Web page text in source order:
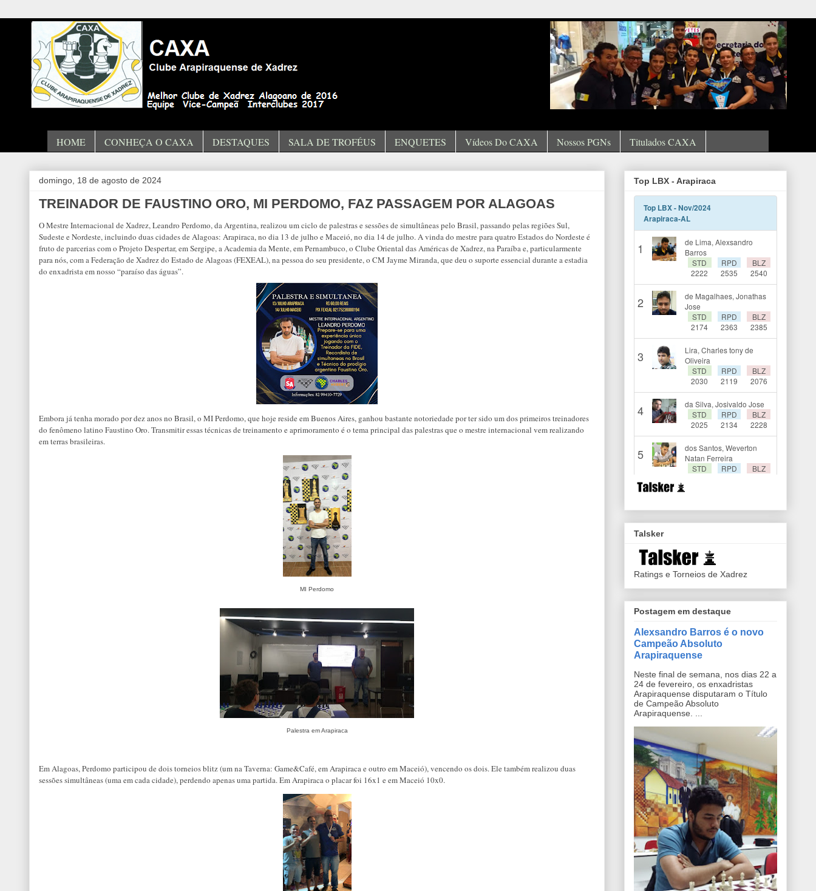
HOME CONHEÇA O CAXA DESTAQUES SALA DE TROFÉUS ENQUETES Vídeos Do CAXA Nossos PGNs Titulados CAXA
domingo, 18 de agosto de 2024
TREINADOR DE FAUSTINO ORO, MI PERDOMO, FAZ PASSAGEM POR ALAGOAS
O Mestre Internacional de Xadrez, Leandro Perdomo, da Argentina, realizou um ciclo de palestras e sessões de simultâneas pelo Brasil, passando pelas regiões Sul,
Sudeste e Nordeste, incluindo duas cidades de Alagoas: Arapiraca, no dia 13 de julho e Maceió, no dia 14 de julho. A vinda do mestre para quatro Estados do Nordeste é
fruto de parcerias com o Projeto Despertar, em Sergipe, a Academia da Mente, em Pernambuco, o Clube Oriental das Américas de Xadrez, na Paraíba e, particularmente
para nós, com a Federação de Xadrez do Estado de Alagoas (FEXEAL), na pessoa do seu presidente, o CM Jayme Miranda, que deu o suporte essencial durante a estadia
do enxadrista em nosso “paraíso das águas”.
Embora já tenha morado por dez anos no Brasil, o MI Perdomo, que hoje reside em Buenos Aires, ganhou bastante notoriedade por ter sido um dos primeiros treinadores
do fenômeno latino Faustino Oro. Transmitir essas técnicas de treinamento e aprimoramento é o tema principal das palestras que o mestre internacional vem realizando
em terras brasileiras.
MI Perdomo
Palestra em Arapiraca
Em Alagoas, Perdomo participou de dois torneios blitz (um na Taverna: Game&Café, em Arapiraca e outro em Maceió), vencendo os dois. Ele também realizou duas
sessões simultâneas (uma em cada cidade), perdendo apenas uma partida. Em Arapiraca o placar foi 16x1 e em Maceió 10x0.
Top LBX - Arapiraca
Talsker
Ratings e Torneios de Xadrez
Postagem em destaque
Alexsandro Barros é o novo
Campeão Absoluto
Arapiraquense
Neste final de semana, nos dias 22 a
24 de fevereiro, os enxadristas
Arapiraquense disputaram o Título
de Campeão Absoluto
Arapiraquense. ...